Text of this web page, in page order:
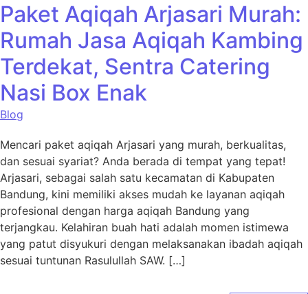
Paket Aqiqah Arjasari Murah:
Rumah Jasa Aqiqah Kambing
Terdekat, Sentra Catering
Nasi Box Enak
Blog
Mencari paket aqiqah Arjasari yang murah, berkualitas,
dan sesuai syariat? Anda berada di tempat yang tepat!
Arjasari, sebagai salah satu kecamatan di Kabupaten
Bandung, kini memiliki akses mudah ke layanan aqiqah
profesional dengan harga aqiqah Bandung yang
terjangkau. Kelahiran buah hati adalah momen istimewa
yang patut disyukuri dengan melaksanakan ibadah aqiqah
sesuai tuntunan Rasulullah SAW. […]